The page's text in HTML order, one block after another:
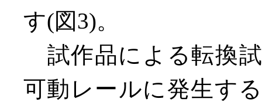
す(図3)。
試作品による転換
可動レールに発生す